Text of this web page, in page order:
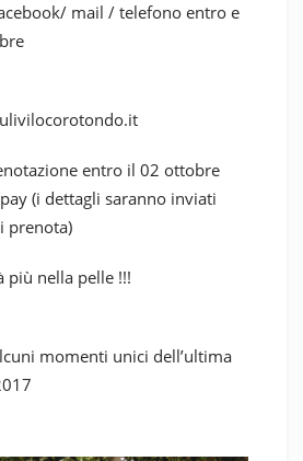
mail / telefono entro e
entro il 02 ottobre
(i dettagli saranno inviati
prenota)
più nella pelle !!!
momenti unici dell’ultima